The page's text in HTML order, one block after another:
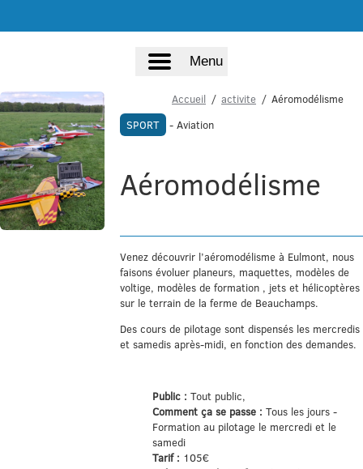
Menu
Accueil activite
Aéromodélisme
SPORT
- Aviation
Aéromodélisme
Venez découvrir l’aéromodélisme à Eulmont, nous
faisons évoluer planeurs, maquettes, modèles de
voltige, modèles de formation , jets et hélicoptères
sur le terrain de la ferme de Beauchamps.
Des cours de pilotage sont dispensés les mercredis
et samedis après-midi, en fonction des demandes.
Public :Tout public,
Comment ça se passe :Tous les jours -
Formation au pilotage le mercredi et le
samedi
Tarif : 105€